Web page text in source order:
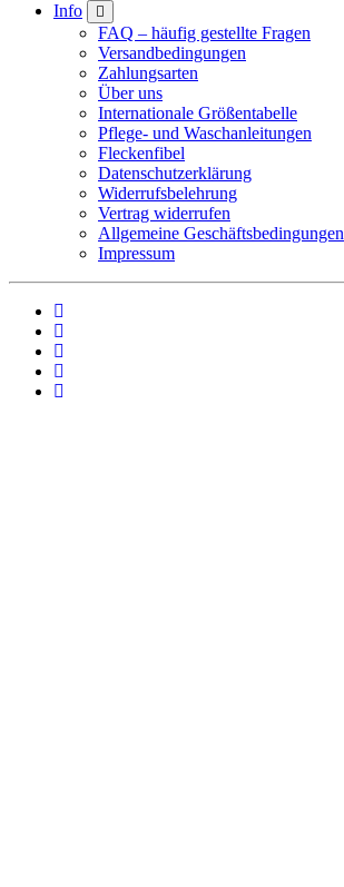
Info
FAQ – häufig gestellte Fragen
Versandbedingungen
Zahlungsarten
Über uns
Internationale Größentabelle
Pflege- und Waschanleitungen
Fleckenfibel
Datenschutzerklärung
Widerrufsbelehrung
Vertrag widerrufen
Allgemeine Geschäftsbedingungen
Impressum